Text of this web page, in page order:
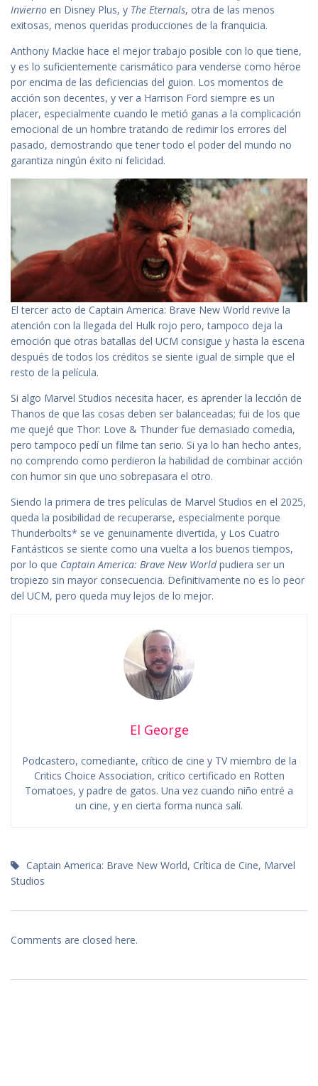
Invierno en Disney Plus, y The Eternals, otra de las menos
exitosas, menos queridas producciones de la franquicia.
Anthony Mackie hace el mejor trabajo posible con lo que tiene,
y es lo suficientemente carismático para venderse como héroe
por encima de las deficiencias del guion. Los momentos de
acción son decentes, y ver a Harrison Ford siempre es un
placer, especialmente cuando le metió ganas a la complicación
emocional de un hombre tratando de redimir los errores del
pasado, demostrando que tener todo el poder del mundo no
garantiza ningún éxito ni felicidad.
El tercer acto de Captain America: Brave New World revive la
atención con la llegada del Hulk rojo pero, tampoco deja la
emoción que otras batallas del UCM consigue y hasta la escena
después de todos los créditos se siente igual de simple que el
resto de la película.
Si algo Marvel Studios necesita hacer, es aprender la lección de
Thanos de que las cosas deben ser balanceadas; fui de los que
me quejé que Thor: Love & Thunder fue demasiado comedia,
pero tampoco pedí un filme tan serio. Si ya lo han hecho antes,
no comprendo como perdieron la habilidad de combinar acción
con humor sin que uno sobrepasara el otro.
Siendo la primera de tres películas de Marvel Studios en el 2025,
queda la posibilidad de recuperarse, especialmente porque
Thunderbolts* se ve genuinamente divertida, y Los Cuatro
Fantásticos se siente como una vuelta a los buenos tiempos,
por lo que Captain America: Brave New Worldpudiera ser un
tropiezo sin mayor consecuencia. Definitivamente no es lo peor
del UCM, pero queda muy lejos de lo mejor.
El George
Podcastero, comediante, crítico de cine y TV miembro de la
Critics Choice Association, crítico certificado en Rotten
Tomatoes, y padre de gatos. Una vez cuando niño entré a
un cine, y en cierta forma nunca salí.
Captain America: Brave New World, Crítica de Cine, Marvel
Studios
Comments are closed here.